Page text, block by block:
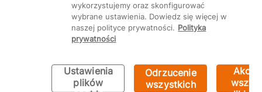
wykorzystujemy oraz skonfigurować
wybrane ustawienia. Dowiedz się więcej w
naszej polityce prywatności. Polityka
prywatności
Ustawienia
plików
Odrzucenie
wszystkich